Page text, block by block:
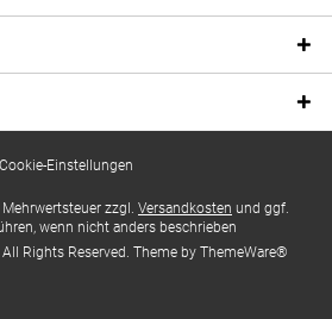
Cookie-Einstellungen
zzgl. Versandkosten und ggf.
wenn nicht anders beschrieben
Rights Reserved. Theme by ThemeWare®